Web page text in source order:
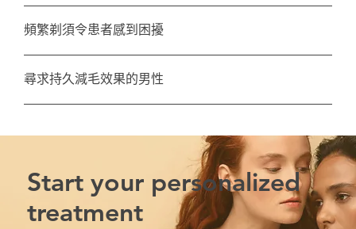
頻繁剃須令患者感到困擾
尋求持久減毛效果的男性
Start your personalized
treatment